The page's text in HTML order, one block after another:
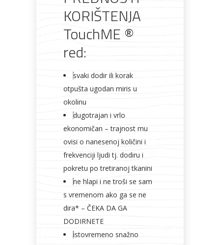
KORIŠTENJA
TouchME ®
red:
svaki dodir ili korak
otpušta ugodan miris u
okolinu
dugotrajan i vrlo
ekonomičan – trajnost mu
ovisi o nanesenoj količini i
frekvenciji ljudi tj. dodiru i
pokretu po tretiranoj tkanini
ne hlapi i ne troši se sam
s vremenom ako ga se ne
dira* – ČEKA DA GA
DODIRNETE
istovremeno snažno